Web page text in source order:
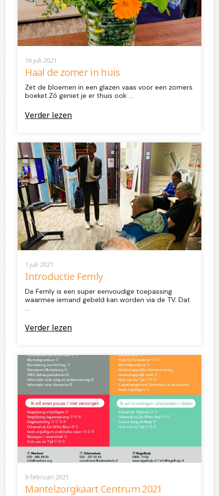
16 juli 2021
Haal de zomer in huis
Zet de bloemen in een glazen vaas voor een zomers
boeket.Zó geniet je er thuis ook …
Verder lezen
1 juli 2021
Introductie Femly
De Femly is een super eenvoudige toepassing
waarmee iemand gebeld kan worden via de TV. Dat
…
Verder lezen
9 februari 2021
Mantelzorgkaart Centrum 2021